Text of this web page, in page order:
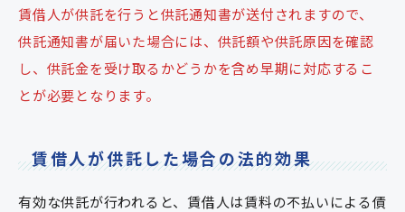
賃借人が供託を行うと供託通知書が送付されますので、
供託通知書が届いた場合には、供託額や供託原因を確認
し、供託金を受け取るかどうかを含め早期に対応するこ
とが必要となります。
賃借人が供託した場合の法的効果
有効な供託が行われると、賃借人は賃料の不払いによる債